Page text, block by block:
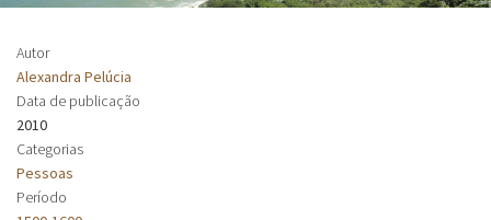
Autor
Alexandra Pelúcia
Data de publicação
2010
Categorias
Pessoas
Período